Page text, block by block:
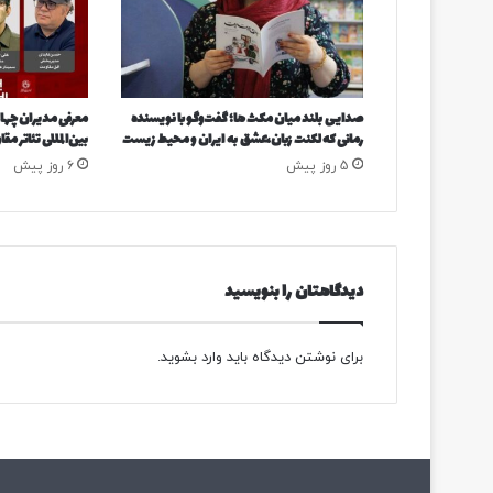
ب
ن
ز
ب
ه
ن
ص
ف
ی
ب
ز
ا
ا
صدایی بلند میان مکث ها؛ گفت‌وگو با نویسنده
رمانی که لکنت زبان،عشق به ایران و محیط زیست
5 روز پیش
معرفی مدیران
بین‌المللی تئاتر
6 روز پیش
دیدگاهتان را بنویسید
برای نوشتن دیدگاه باید وارد بشوید.